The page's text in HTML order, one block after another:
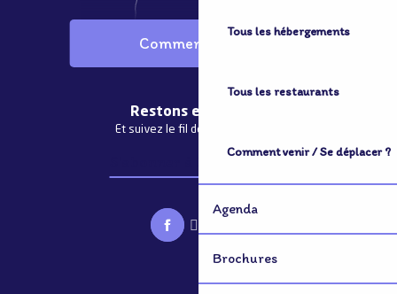
Tous les hébergements
Tous les restaurants
Comment venir / Se déplacer ?
Agenda
Brochures
Comment venir ?
Restons en contact
Et suivez le fil de notre actualité
S'abonner à la newsletter